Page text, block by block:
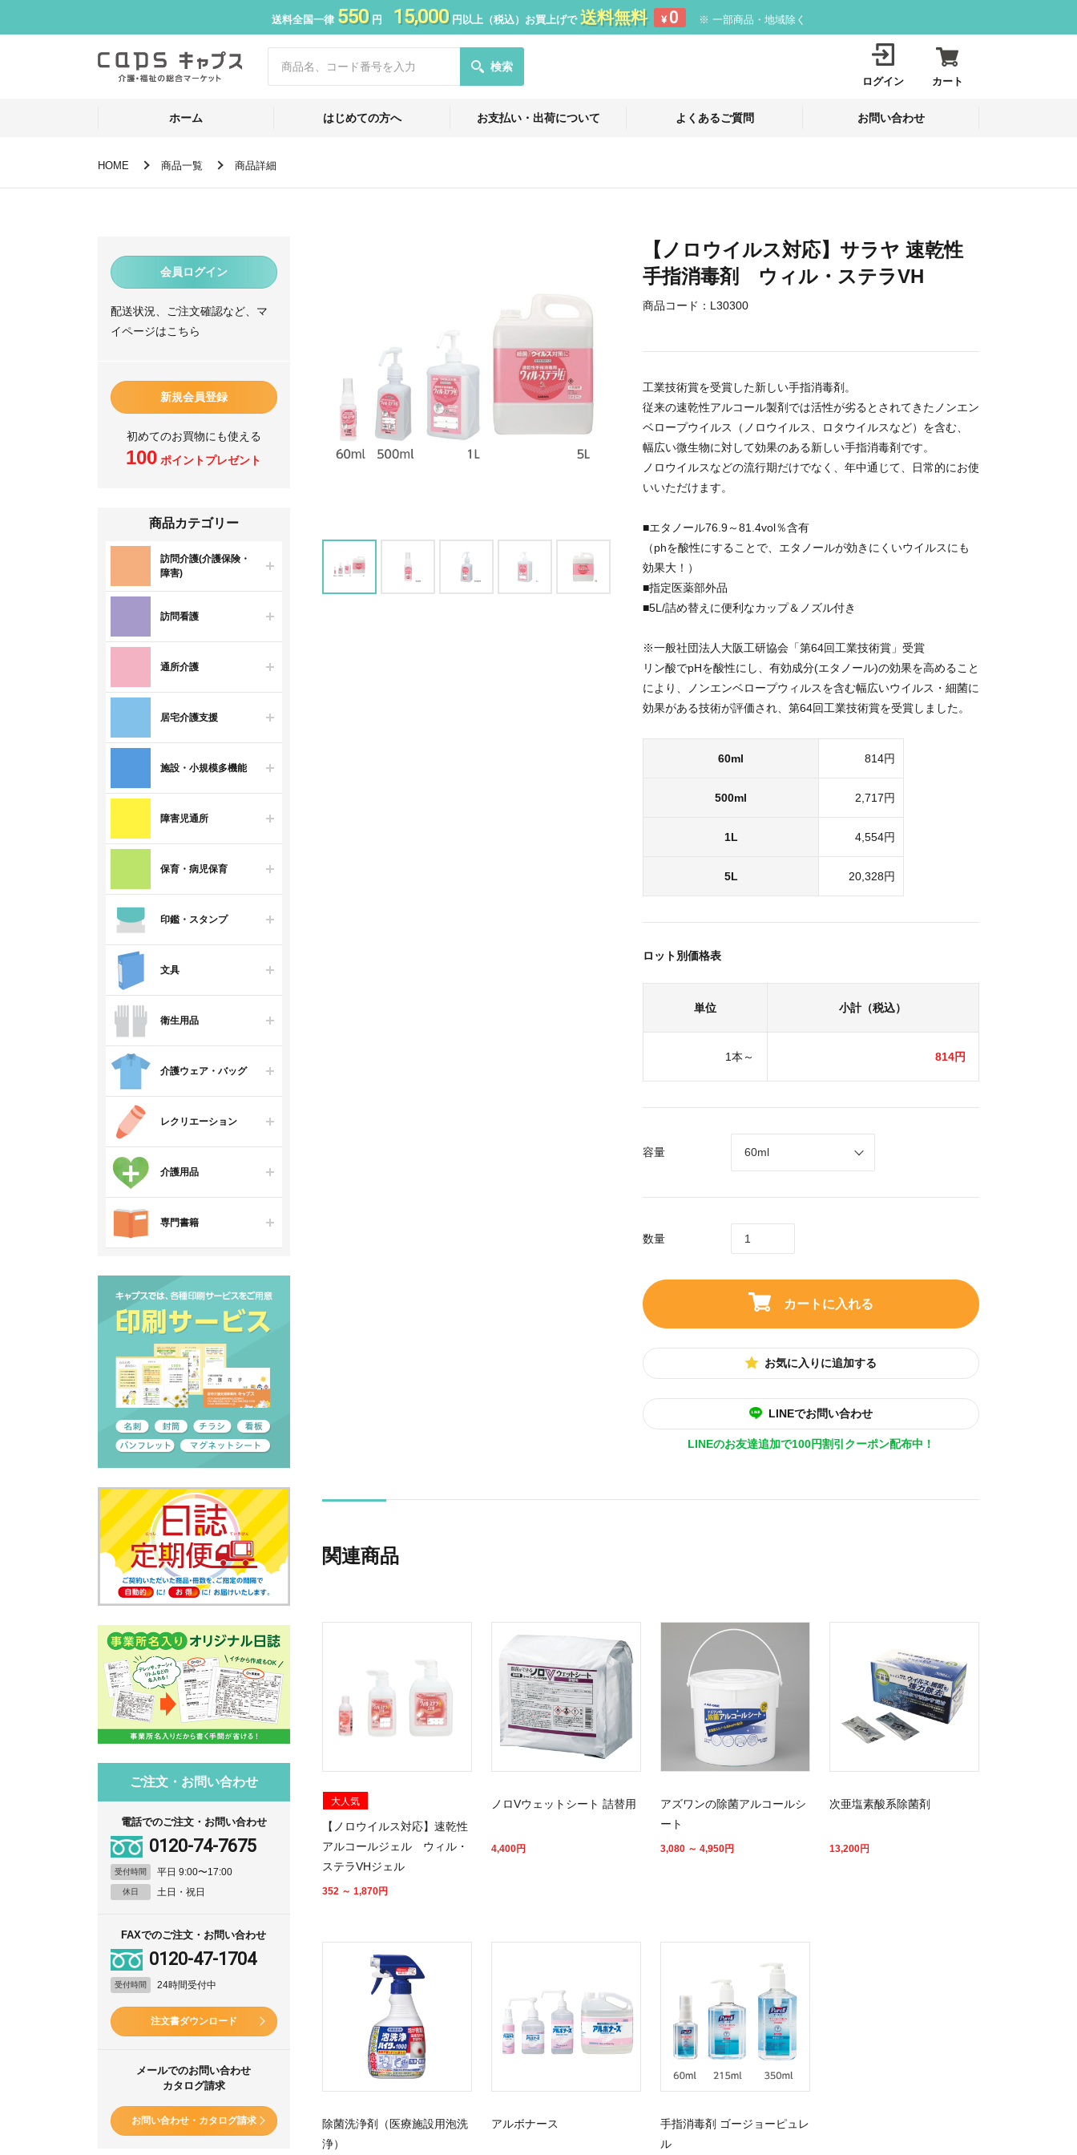
送料全国一律 550円 15,000円以上（税込）お買上げで 送料無料 ¥ 0 ※ 一部商品・地域除く
検索
ログイン カート
ホーム はじめての方へ お支払い・出荷について よくあるご質問 お問い合わせ
HOME 商品一覧 商品詳細
会員ログイン
配送状況、ご注文確認など、マ
イページはこちら
新規会員登録
初めてのお買物にも使える
100 ポイントプレゼント
商品カテゴリー
訪問介護(介護保険・
障害)
訪問看護
通所介護
居宅介護支援
施設・小規模多機能
障害児通所
保育・病児保育
印鑑・スタンプ
文具
衛生用品
介護ウェア・バッグ
レクリエーション
介護用品
専門書籍
ご注文・お問い合わせ
電話でのご注文・お問い合わせ
0120-74-7675
受付時間 平日 9:00〜17:00
休日 土日・祝日
FAXでのご注文・お問い合わせ
0120-47-1704
受付時間 24時間受付中
注文書ダウンロード
メールでのお問い合わせ
カタログ請求
お問い合わせ・カタログ請求
【ノロウイルス対応】サラヤ 速乾性
手指消毒剤 ウィル・ステラVH
商品コード： L30300
工業技術賞を受賞した新しい手指消毒剤。
従来の速乾性アルコール製剤では活性が劣るとされてきたノンエン
ベロープウイルス（ノロウイルス、ロタウイルスなど）を含む、
幅広い微生物に対して効果のある新しい手指消毒剤です。
ノロウイルスなどの流行期だけでなく、年中通じて、日常的にお使
いいただけます。
■エタノール76.9～81.4vol％含有
（phを酸性にすることで、エタノールが効きにくいウイルスにも
効果大！）
■指定医薬部外品
■5L/詰め替えに便利なカップ＆ノズル付き
※一般社団法人大阪工研協会「第64回工業技術賞」受賞
リン酸でpHを酸性にし、有効成分(エタノール)の効果を高めること
により、ノンエンベロープウィルスを含む幅広いウイルス・細菌に
効果がある技術が評価され、第64回工業技術賞を受賞しました。
60ml 814円
500ml 2,717円
1L 4,554円
5L 20,328円
ロット別価格表
単位 小計（税込）
1本～ 814円
容量
数量
カートに入れる
お気に入りに追加する
LINEでお問い合わせ
LINEのお友達追加で100円割引クーポン配布中！
関連商品
大人気
【ノロウイルス対応】速乾性
アルコールジェル ウィル・
ステラVHジェル
352 ～ 1,870円
ノロVウェットシート 詰替用
4,400円
アズワンの除菌アルコールシ
ート
3,080 ～ 4,950円
次亜塩素酸系除菌剤
13,200円
除菌洗浄剤（医療施設用泡洗
浄）
アルボナース
手指消毒剤 ゴージョーピュレ
ル